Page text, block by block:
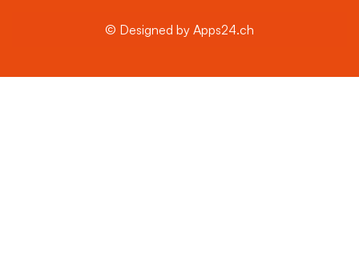
© Designed by Apps24.ch